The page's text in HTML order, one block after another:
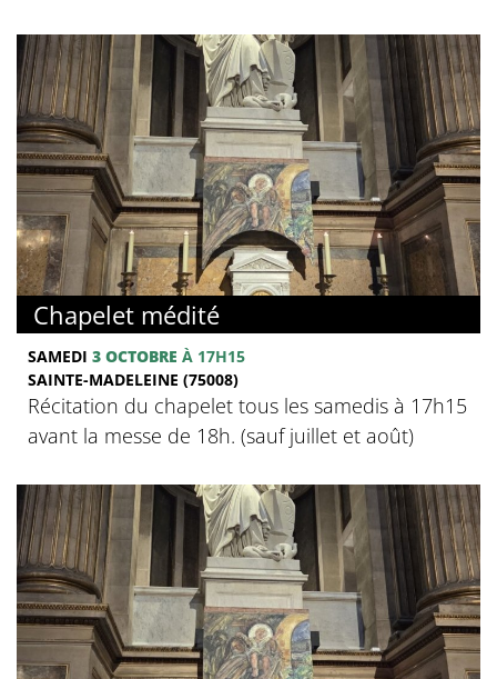
Chapelet médité
SAMEDI 3 OCTOBRE À 17H15
SAINTE-MADELEINE (75008)
Récitation du chapelet tous les samedis à 17h15
avant la messe de 18h. (sauf juillet et août)